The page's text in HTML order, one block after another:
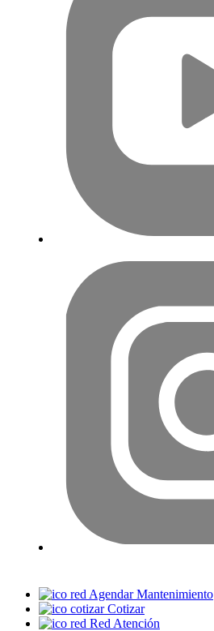
Agendar Mantenimiento
Cotizar
Red Atención